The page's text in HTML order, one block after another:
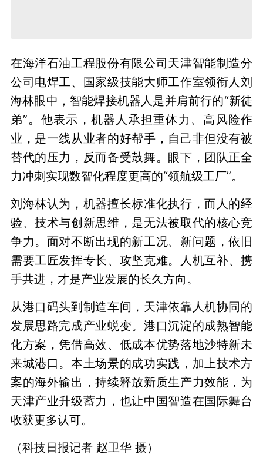
在海洋石油工程股份有限公司天津智能制造分
公司电焊工、国家级技能大师工作室领衔人刘
海林眼中，智能焊接机器人是并肩前行的“新徒
弟”。他表示，机器人承担重体力、高风险作
业，是一线从业者的好帮手，自己非但没有被
替代的压力，反而备受鼓舞。眼下，团队正全
力冲刺实现数智化程度更高的“领航级工厂”。
刘海林认为，机器擅长标准化执行，而人的经
验、技术与创新思维，是无法被取代的核心竞
争力。面对不断出现的新工况、新问题，依旧
需要工匠发挥专长、攻坚克难。人机互补、携
手共进，才是产业发展的长久方向。
从港口码头到制造车间，天津依靠人机协同的
发展思路完成产业蜕变。港口沉淀的成熟智能
化方案，凭借高效、低成本优势落地沙特新未
来城港口。本土场景的成功实践，加上技术方
案的海外输出，持续释放新质生产力效能，为
天津产业升级蓄力，也让中国智造在国际舞台
收获更多认可。
（科技日报记者 赵卫华 摄）